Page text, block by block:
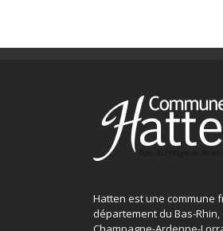
Hatten est une commune
département du Bas-